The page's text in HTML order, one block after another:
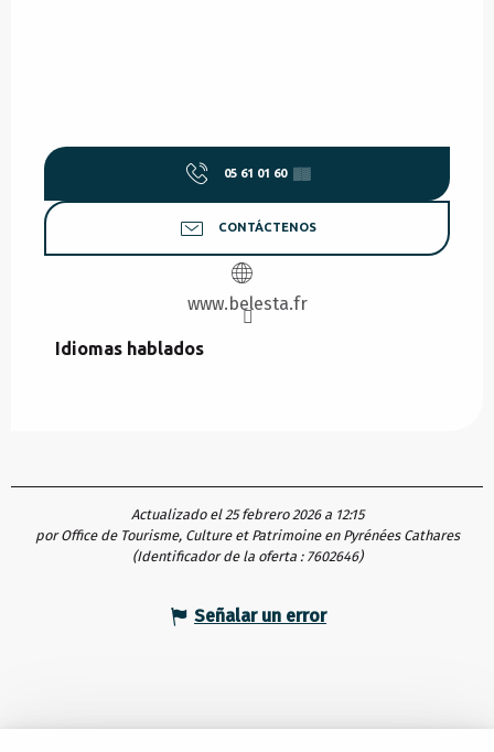
05 61 01 60 ▒▒
CONTÁCTENOS
www.belesta.fr
Idiomas hablados
Idiomas hablados
Actualizado el 25 febrero 2026 a 12:15
por Office de Tourisme, Culture et Patrimoine en Pyrénées Cathares
(Identificador de la oferta : 7602646)
Señalar un error